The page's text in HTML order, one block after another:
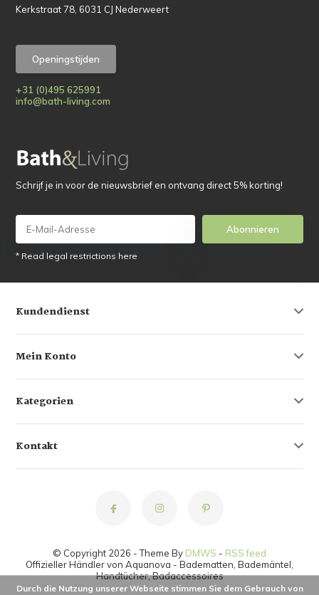
Kerkstraat 78, 6031 CJ Nederweert
Openingstijden
+31 (0)495 625991
info@bath-living.com
Schrijf je in voor de nieuwsbrief en ontvang direct 5% korting!
Abonnieren
* Read legal restrictions here
Kundendienst
Mein Konto
Kategorien
Kontakt
© Copyright 2026 - Theme By DMWS - RSS feed
Offizieller Händler von Aquanova - Badematten, Bademäntel,
Handtücher, Badaccessoires
Durch die Nutzung unserer Webseite stimmen Sie dem Gebrauch von